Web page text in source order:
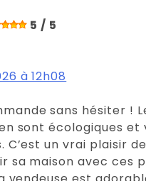
5 / 5
à 12h08
sans hésiter !
sont écologiques et
C’est un vrai plaisir
sa maison avec ces